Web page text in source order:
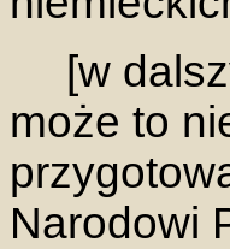
[w
może to
Narodowi